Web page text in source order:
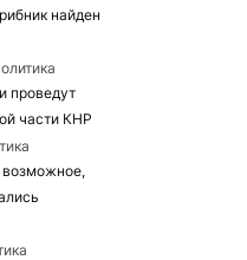
найден
проведут
части КНР
возможное,